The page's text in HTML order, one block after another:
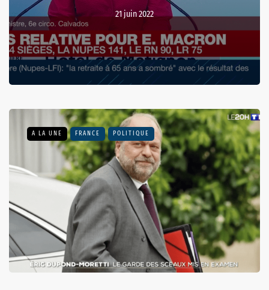
21 juin 2022
A LA UNE FRANCE POLITIQUE